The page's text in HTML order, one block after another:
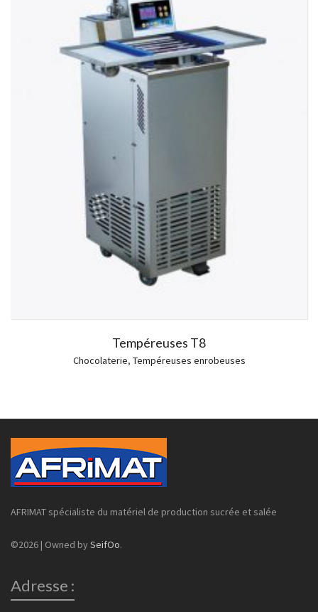
Tempéreuses T8
Chocolaterie, Tempéreuses enrobeuses
AFRIMAT spécialiste du matériel de production sucrée et salée
©2026 | Owned by SeifOo.
Adresse :